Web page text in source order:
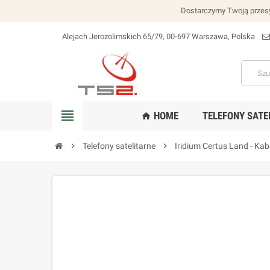
Dostarczymy Twoją
lokalizacja_na
Alejach Jerozolimskich 65/79, 00-697 Warszawa, Polska
view_headline home HOME TELEFONY
chevron_right Telefony satelitarne chevron_right Iridium Certus Land -